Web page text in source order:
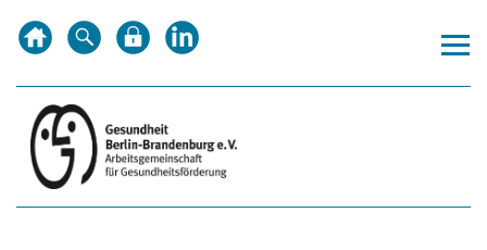
Inhalt
Hauptnavigation
Subnavigation